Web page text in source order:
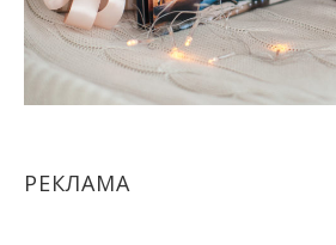
РЕКЛАМА